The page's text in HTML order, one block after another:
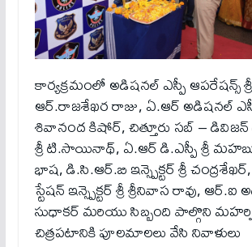
కార్యక్రమంలో అడిషనల్ ఎస్పీ ఆపరేషన్స్
ఆర్.రాజశేఖర రాజు, ఏ.ఆర్ అడిషనల్
శివానంద కిషోర్, చిత్తూరు సబ్ – డివిజన్
శ్రీ టి.సాయినాథ్, ఏ.ఆర్ డి.ఎస్పీ శ్రీ
భాష, డి.సి.ఆర్.బి ఇన్స్పెక్టర్ శ్రీ
స్టేషన్ ఇన్స్పెక్టర్ శ్రీ శ్రీనివాస రావు, ఆర్.ఐ
సుధాకర్ మరియు సిబ్బంది పాల్గొని
చిత్రపటానికి పూలమాలలు వేసి నివాళులు